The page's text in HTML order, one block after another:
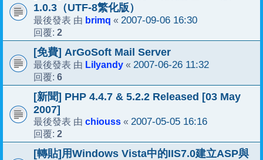
1.0.3（UTF-8繁化版）
最後發表 由 brimq « 2007-09-06 16:30
回覆: 2
[免費] ArGoSoft Mail Server
最後發表 由 Lilyandy « 2007-06-26 11:32
回覆: 6
[新聞] PHP 4.4.7 & 5.2.2 Released [03 May
2007]
最後發表 由 chiouss « 2007-05-05 16:16
回覆: 2
[轉貼]用Windows Vista中的IIS7.0建立ASP與